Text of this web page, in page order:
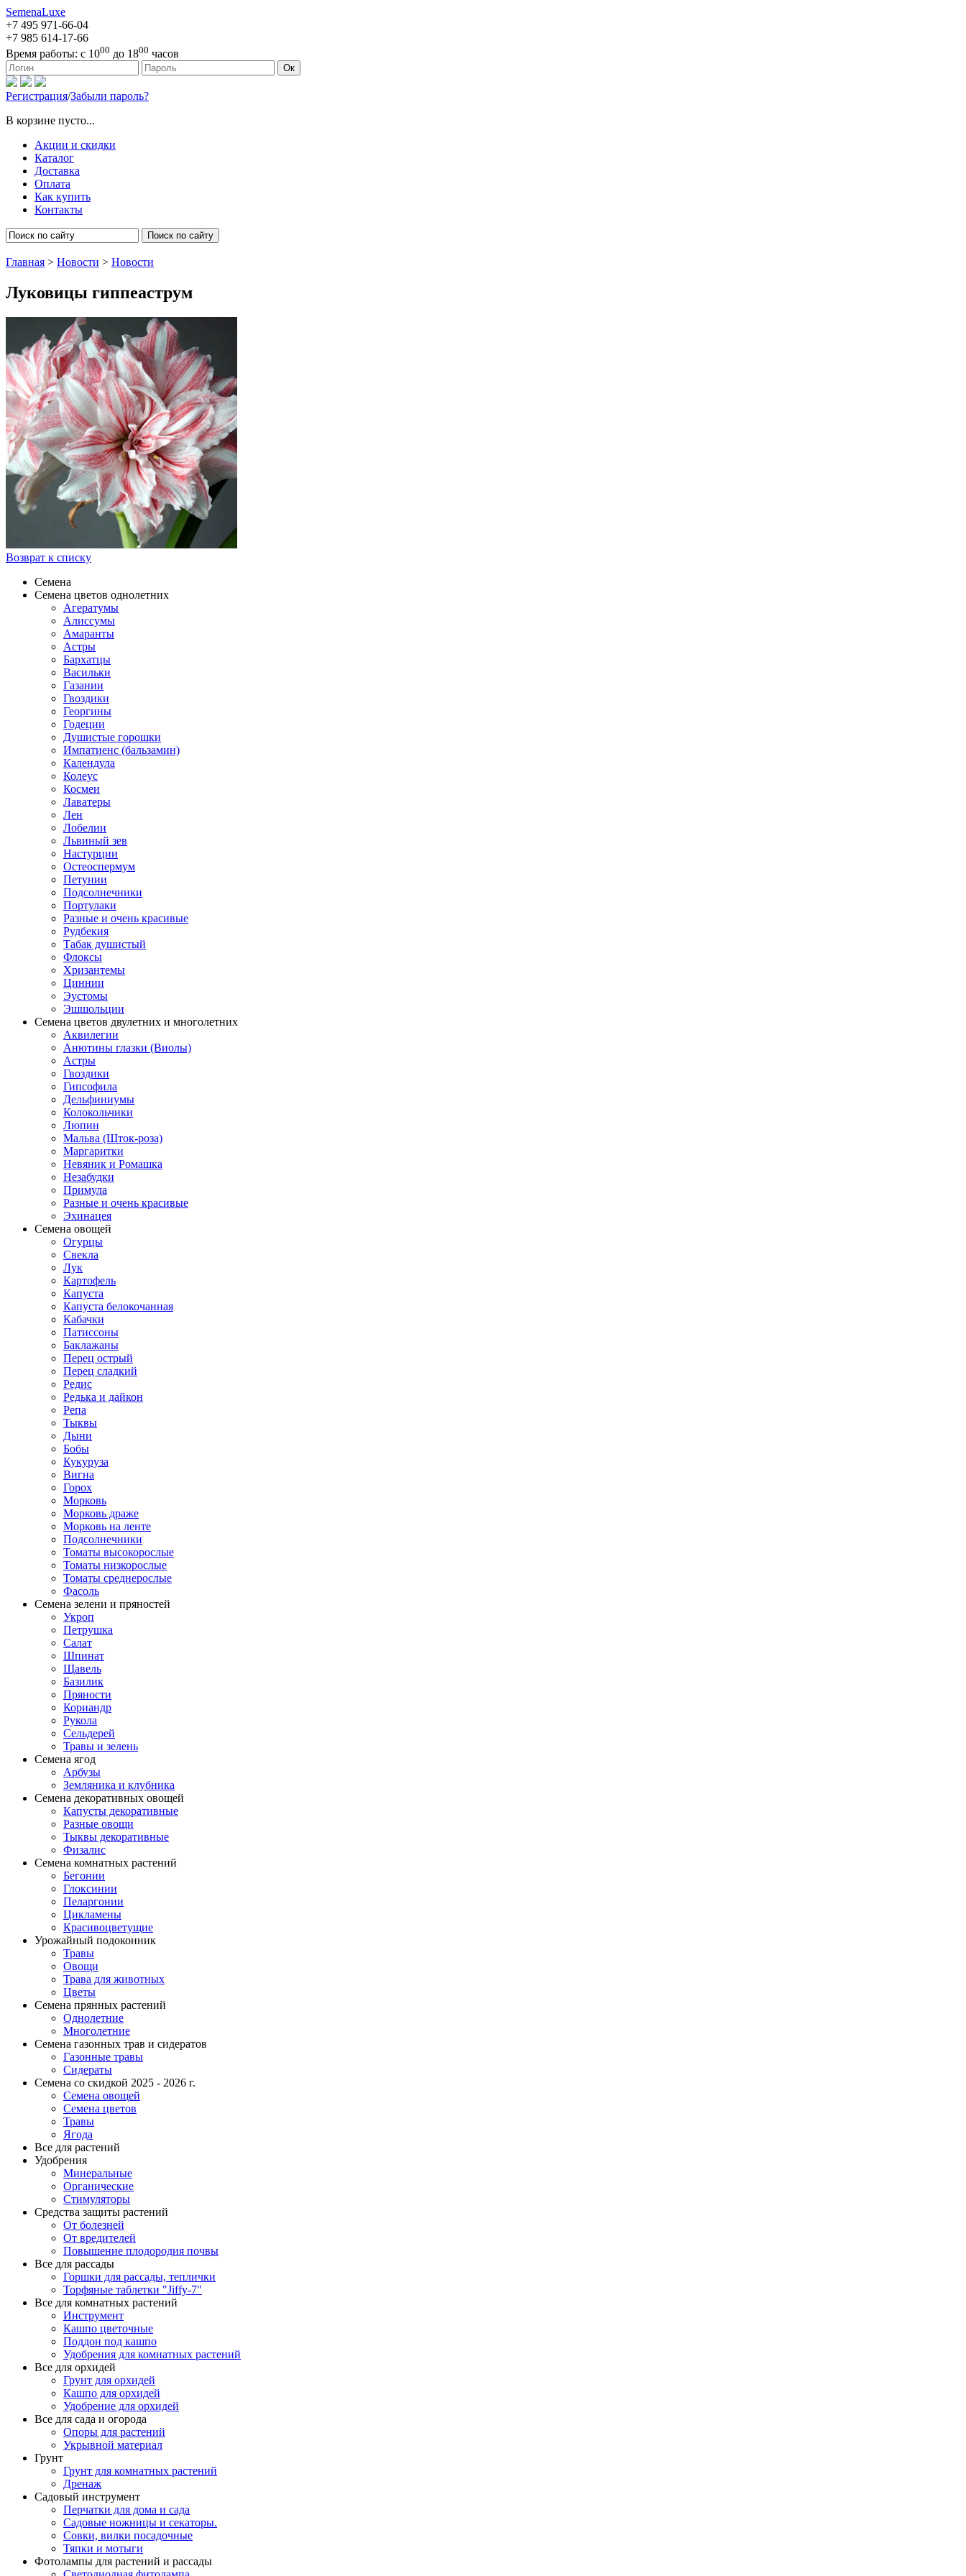
SemenaLuxe
+7 495 971-66-04
+7 985 614-17-66
Время работы: с 1000 до 1800 часов
127473, г. Москва, ул. Краснопролетарская, д. 16, стр. 1 Ок
Регистрация/Забыли пароль?
В корзине пусто...
Акции и скидки
Каталог
Доставка
Оплата
Как купить
Контакты
Поиск по сайту
Главная > Новости > Новости
Луковицы гиппеаструм
Возврат к списку
Семена
Семена цветов однолетних
Агератумы
Алиссумы
Амаранты
Астры
Бархатцы
Васильки
Газании
Гвоздики
Георгины
Годеции
Душистые горошки
Импатиенс (бальзамин)
Календула
Колеус
Космеи
Лаватеры
Лен
Лобелии
Львиный зев
Настурции
Остеоспермум
Петунии
Подсолнечники
Портулаки
Разные и очень красивые
Рудбекия
Табак душистый
Флоксы
Хризантемы
Циннии
Эустомы
Эшшольции
Семена цветов двулетних и многолетних
Аквилегии
Анютины глазки (Виолы)
Астры
Гвоздики
Гипсофила
Дельфиниумы
Колокольчики
Люпин
Мальва (Шток-роза)
Маргаритки
Невяник и Ромашка
Незабудки
Примула
Разные и очень красивые
Эхинацея
Семена овощей
Огурцы
Свекла
Лук
Картофель
Капуста
Капуста белокочанная
Кабачки
Патиссоны
Баклажаны
Перец острый
Перец сладкий
Редис
Редька и дайкон
Репа
Тыквы
Дыни
Бобы
Кукуруза
Вигна
Горох
Морковь
Морковь драже
Морковь на ленте
Подсолнечники
Томаты высокорослые
Томаты низкорослые
Томаты среднерослые
Фасоль
Семена зелени и пряностей
Укроп
Петрушка
Салат
Шпинат
Щавель
Базилик
Пряности
Кориандр
Рукола
Сельдерей
Травы и зелень
Семена ягод
Арбузы
Земляника и клубника
Семена декоративных овощей
Капусты декоративные
Разные овощи
Тыквы декоративные
Физалис
Семена комнатных растений
Бегонии
Глоксинии
Пеларгонии
Цикламены
Красивоцветущие
Урожайный подоконник
Травы
Овощи
Трава для животных
Цветы
Семена прянных растений
Однолетние
Многолетние
Семена газонных трав и сидератов
Газонные травы
Сидераты
Семена со скидкой 2025 - 2026 г.
Семена овощей
Семена цветов
Травы
Ягода
Все для растений
Удобрения
Минеральные
Органические
Стимуляторы
Средства защиты растений
От болезней
От вредителей
Повышение плодородия почвы
Все для рассады
Горшки для рассады, теплички
Торфяные таблетки "Jiffy-7"
Все для комнатных растений
Инструмент
Кашпо цветочные
Поддон под кашпо
Удобрения для комнатных растений
Все для орхидей
Грунт для орхидей
Кашпо для орхидей
Удобрение для орхидей
Все для сада и огорода
Опоры для растений
Укрывной материал
Грунт
Грунт для комнатных растений
Дренаж
Садовый инструмент
Перчатки для дома и сада
Садовые ножницы и секаторы.
Совки, вилки посадочные
Тяпки и мотыги
Фотолампы для растений и рассады